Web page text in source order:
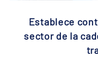
Establece
sector de la